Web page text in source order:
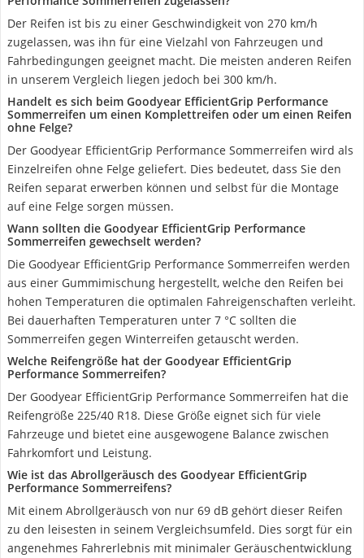
Der Reifen ist bis zu einer Geschwindigkeit von 270 km/h
zugelassen, was ihn für eine Vielzahl von Fahrzeugen und
Fahrbedingungen geeignet macht. Die meisten anderen Reifen
in unserem Vergleich liegen jedoch bei 300 km/h.
Handelt es sich beim Goodyear EfficientGrip Performance
Sommerreifen um einen Komplettreifen oder um einen Reifen
ohne Felge?
Der Goodyear EfficientGrip Performance Sommerreifen wird als
Einzelreifen ohne Felge geliefert. Dies bedeutet, dass Sie den
Reifen separat erwerben können und selbst für die Montage
auf eine Felge sorgen müssen.
Wann sollten die Goodyear EfficientGrip Performance
Sommerreifen gewechselt werden?
Die Goodyear EfficientGrip Performance Sommerreifen werden
aus einer Gummimischung hergestellt, welche den Reifen bei
hohen Temperaturen die optimalen Fahreigenschaften verleiht.
Bei dauerhaften Temperaturen unter 7 °C sollten die
Sommerreifen gegen Winterreifen getauscht werden.
Welche Reifengröße hat der Goodyear EfficientGrip
Performance Sommerreifen?
Der Goodyear EfficientGrip Performance Sommerreifen hat die
Reifengröße 225/40 R18. Diese Größe eignet sich für viele
Fahrzeuge und bietet eine ausgewogene Balance zwischen
Fahrkomfort und Leistung.
Wie ist das Abrollgeräusch des Goodyear EfficientGrip
Performance Sommerreifens?
Mit einem Abrollgeräusch von nur 69 dB gehört dieser Reifen
zu den leisesten in seinem Vergleichsumfeld. Dies sorgt für ein
angenehmes Fahrerlebnis mit minimaler Geräuschentwicklung